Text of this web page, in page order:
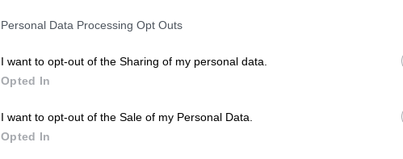
Personal Data Processing Opt Outs
I want to opt-out of the Sharing of my personal data.
Opted In
I want to opt-out of the Sale of my Personal Data.
Opted In
Hazy Weekend combineert de aromatische intensiteit
variëteit, die sappige ananas, citrustonen, tropisch
brouwsel met een alcoholpercentage van 6,6%
bekroond met een fijn, wit schuim. Dankzij drie